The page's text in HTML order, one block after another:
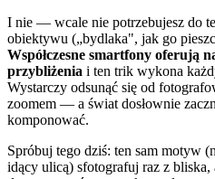
I nie — wcale nie potrzebujesz do
obiektywu („bydlaka", jak go
Współczesne smartfony oferują
przybliżenia i ten trik wykona
Wystarczy odsunąć się od
zoomem — a świat dosłownie
komponować.
Spróbuj tego dziś: ten sam motyw
idący ulicą) sfotografuj raz z bliska,